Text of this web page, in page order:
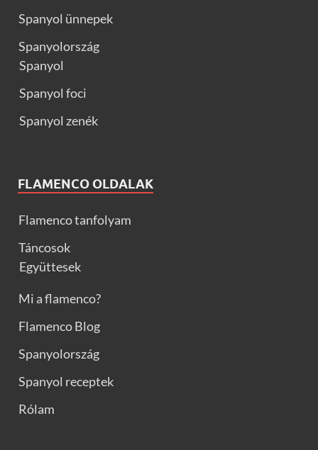
Spanyol ünnepek
Spanyolország
Spanyol
Spanyol foci
Spanyol zenék
FLAMENCO OLDALAK
Flamenco tanfolyam
Táncosok
Együttesek
Mi a flamenco?
Flamenco Blog
Spanyolország
Spanyol receptek
Rólam